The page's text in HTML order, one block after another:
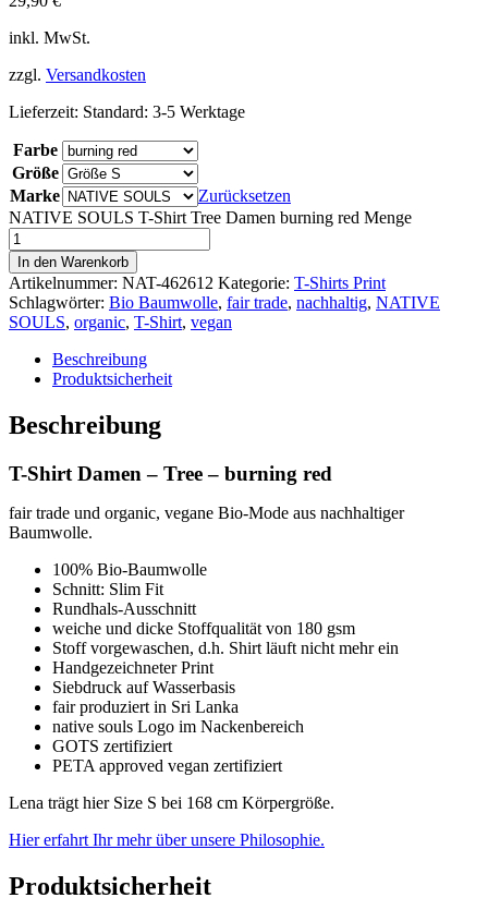
inkl. MwSt.
zzgl. Versandkosten
Lieferzeit: Standard: 3-5 Werktage
Farbe
Größe
Marke
Zurücksetzen
NATIVE SOULS T-Shirt Tree Damen burning red Menge
In den Warenkorb
Artikelnummer: NAT-462612 Kategorie: T-Shirts Print
Schlagwörter: Bio Baumwolle, fair trade, nachhaltig, NATIVE
SOULS, organic, T-Shirt, vegan
Beschreibung
Produktsicherheit
Beschreibung
T-Shirt Damen – Tree – burning red
fair trade und organic, vegane Bio-Mode aus nachhaltiger
Baumwolle.
100% Bio-Baumwolle
Schnitt: Slim Fit
Rundhals-Ausschnitt
weiche und dicke Stoffqualität von 180 gsm
Stoff vorgewaschen, d.h. Shirt läuft nicht mehr ein
Handgezeichneter Print
Siebdruck auf Wasserbasis
fair produziert in Sri Lanka
native souls Logo im Nackenbereich
GOTS zertifiziert
PETA approved vegan zertifiziert
Lena trägt hier Size S bei 168 cm Körpergröße.
Hier erfahrt Ihr mehr über unsere Philosophie.
Produktsicherheit